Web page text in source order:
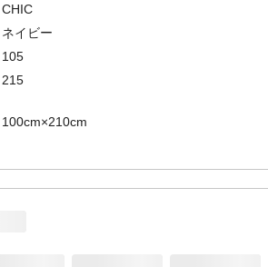
CHIC
ネイビー
105
215
100cm×210cm
ポリエステル:65%、綿:35%